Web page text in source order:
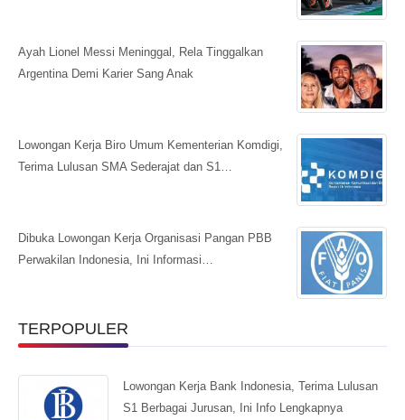
Ayah Lionel Messi Meninggal, Rela Tinggalkan
Argentina Demi Karier Sang Anak
Lowongan Kerja Biro Umum Kementerian Komdigi,
Terima Lulusan SMA Sederajat dan S1…
Dibuka Lowongan Kerja Organisasi Pangan PBB
Perwakilan Indonesia, Ini Informasi…
TERPOPULER
Lowongan Kerja Bank Indonesia, Terima Lulusan
S1 Berbagai Jurusan, Ini Info Lengkapnya